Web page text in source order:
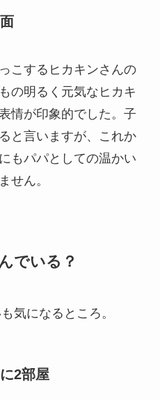
こするヒカキンさんの
の明るく元気なヒカキ
情が印象的でした。子
と言いますが、これか
もパパとしての温かい
せん。
でいる？
気になるところ。
2部屋